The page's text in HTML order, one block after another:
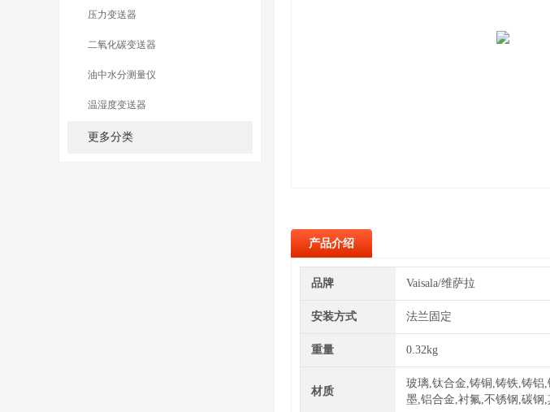
压力变送器
二氧化碳变送器
油中水分测量仪
温湿度变送器
更多分类
产品介绍
品牌 Vaisala/维萨拉
安装方式 法兰固定
重量 0.32kg
材质
玻璃,钛合金,铸铜,铸铁,铸铝
墨,铝合金,衬氟,不锈钢,碳钢,